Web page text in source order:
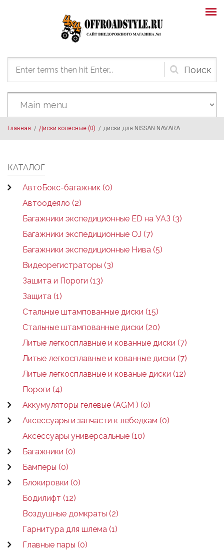
Форма
поиска
Главная / Диски колесные (0) / диски для NISSAN NAVARA
КАТАЛОГ
АвтоБокс-багажник (0)
Автоодеяло (2)
Багажники экспедиционные ED на УАЗ (3)
Багажники экспедиционные OJ (7)
Багажники экспедиционные Нива (5)
Видеорегистраторы (3)
Зашита и Пороги (13)
Защита (1)
Стальные штампованные диски (15)
Стальные штампованные диски (20)
Литые легкосплавные и кованные диски (7)
Литые легкосплавные и кованные диски (7)
Литые легкосплавные и кованые диски (12)
Пороги (4)
Аккумуляторы гелевые (AGM ) (0)
Аксессуары и запчасти к лебедкам (0)
Аксессуары универсальные (10)
Багажники (0)
Бамперы (0)
Блокировки (0)
Бодилифт (12)
Воздушные домкраты (2)
Гарнитура для шлема (1)
Главные пары (0)